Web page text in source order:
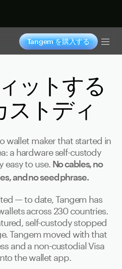
Tangem を購入する
ットする
ストディ
wallet maker that started in
a hardware self-custody
to use. No cables, no
and no seed phrase.
— to date, Tangem has
across 230 countries.
self-custody stopped
Tangem moved with that
and a non-custodial Visa
the wallet app.